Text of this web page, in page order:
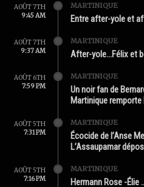
AOÛT 7TH
9:45 AM
MARTINIQUE
Entre after-yole et
AOÛT 7TH
9:37 AM
MARTINIQUE
After-yole…Félix et
AOÛT 6TH
7:59 PM
MARTINIQUE
Un noir fan de
Martinique
AOÛT 5TH
7:31 PM
MARTINIQUE
Écocide de l’Anse
L’Assaupamar
AOÛT 5TH
7:16 PM
MARTINIQUE
Hermann Rose -Élie